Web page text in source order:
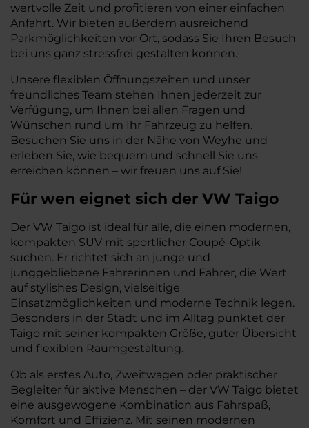
wertvolle Zeit und profitieren von einer einfachen
Anfahrt. Wir bieten außerdem ausreichend
Parkmöglichkeiten vor Ort, sodass Sie Ihren Besuch
bei uns ganz stressfrei gestalten können.
Unsere flexiblen Öffnungszeiten und unser
freundliches Team stehen Ihnen jederzeit zur
Verfügung, um Ihnen bei allen Fragen und
Wünschen rund um Ihr Fahrzeug zu helfen.
Besuchen Sie uns in der Nähe von Weyhe und
erleben Sie, wie bequem und schnell Sie uns
erreichen können – wir freuen uns auf Sie!
Für wen eignet sich der VW Taigo
Der VW Taigo ist ideal für alle, die einen modernen,
kompakten SUV mit sportlicher Coupé-Optik
suchen. Er richtet sich an junge und
junggebliebene Fahrerinnen und Fahrer, die Wert
auf stylishes Design, vielseitige
Einsatzmöglichkeiten und moderne Technik legen.
Besonders in der Stadt und im Alltag punktet der
Taigo mit seiner kompakten Größe, guter Übersicht
und flexiblen Raumgestaltung.
Ob als erstes Auto, Zweitwagen oder praktischer
Begleiter für aktive Menschen – der VW Taigo bietet
eine ausgewogene Kombination aus Fahrspaß,
Komfort und Effizienz. Mit seinen modernen